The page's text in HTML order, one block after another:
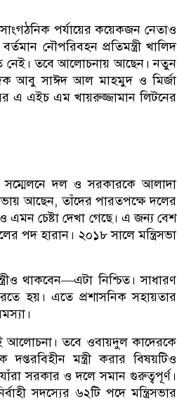
পর্যায়ের কয়েকজন নেতাও
নৌপরিবহন প্রতিমন্ত্রী খালিদ
নেই। তবে আলোচনায় আছেন। নতুন
আবু সাঈদ আল মাহমুদ ও মির্জা
এ এইচ এম খায়রুজ্জামান লিটনের
সম্মেলনে দল ও সরকারকে আলাদা
আছেন, তাঁদের পারতপক্ষে দলের
এমন চেষ্টা দেখা গেছে। এ জন্য বেশ
পদ হারান। ২০১৮ সালে মন্ত্রিসভা
থাকবেন—এটা নিশ্চিত। সাধারণ
হয়। এতে প্রশাসনিক সহায়তার
আলোচনা। তবে ওবায়দুল কাদেরকে
মন্ত্রী করার বিষয়টিও
সরকার ও দলে সমান গুরুত্বপূর্ণ।
সদস্যের ৬২টি পদে মন্ত্রিসভার